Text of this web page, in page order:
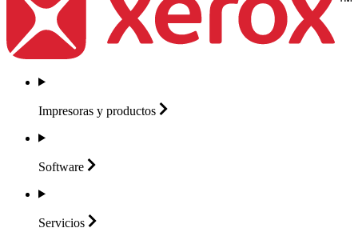
Impresoras y productos
Software
Servicios